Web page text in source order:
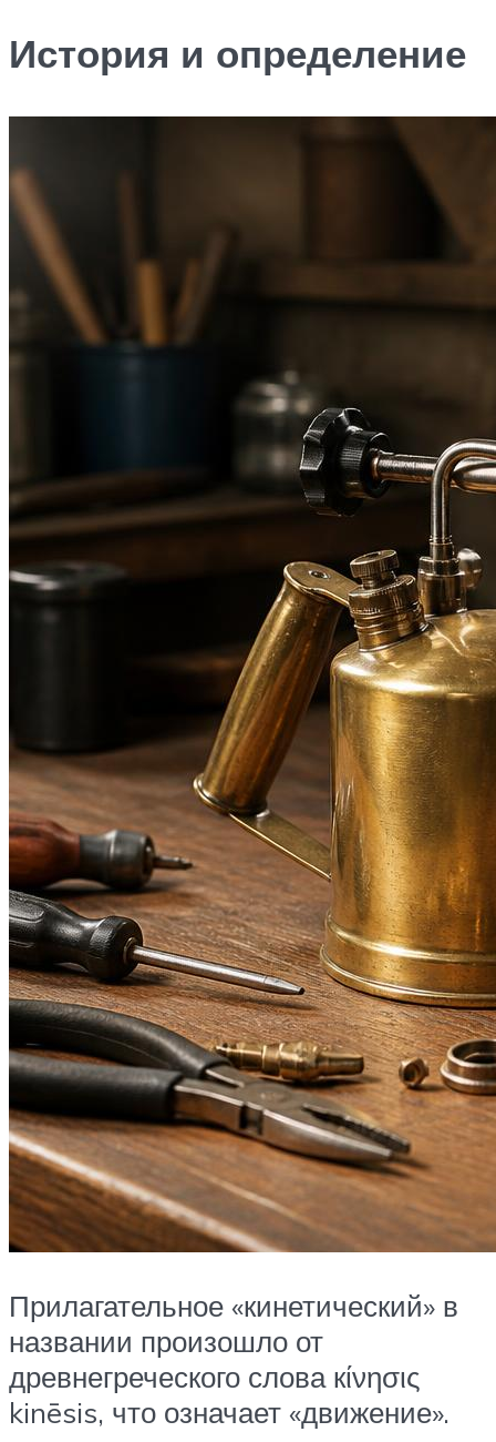
История и определение
Прилагательное «кинетический» в
названии произошло от
древнегреческого слова кίνησις
kinēsis, что означает «движение».